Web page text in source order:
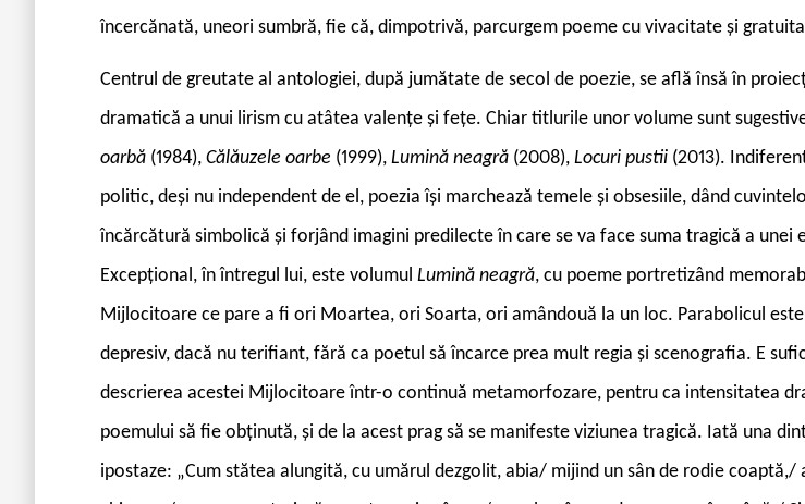
încercănată, uneori sumbră, fie că, dimpotrivă, parcurgem poeme cu vivacitate și
Centrul de greutate al antologiei, după jumătate de secol de poezie, se află însă în
dramatică a unui lirism cu atâtea valențe și fețe. Chiar titlurile unor volume sunt
oarbă (1984), Călăuzele oarbe (1999), Lumină neagră (2008), Locuri pustii (2013).
politic, deși nu independent de el, poezia își marchează temele și obsesiile, dând
încărcătură simbolică și forjând imagini predilecte în care se va face suma tragică a unei
Excepțional, în întregul lui, este volumul Lumină neagră, cu poeme portretizând
Mijlocitoare ce pare a fi ori Moartea, ori Soarta, ori amândouă la un loc. Parabolicul
depresiv, dacă nu terifiant, fără ca poetul să încarce prea mult regia și scenografia. E
descrierea acestei Mijlocitoare într-o continuă metamorfozare, pentru ca intensitatea
poemului să fie obținută, și de la acest prag să se manifeste viziunea tragică. Iată una
ipostaze: „Cum stătea alungită, cu umărul dezgolit, abia/ mijind un sân de rodie coaptă,/